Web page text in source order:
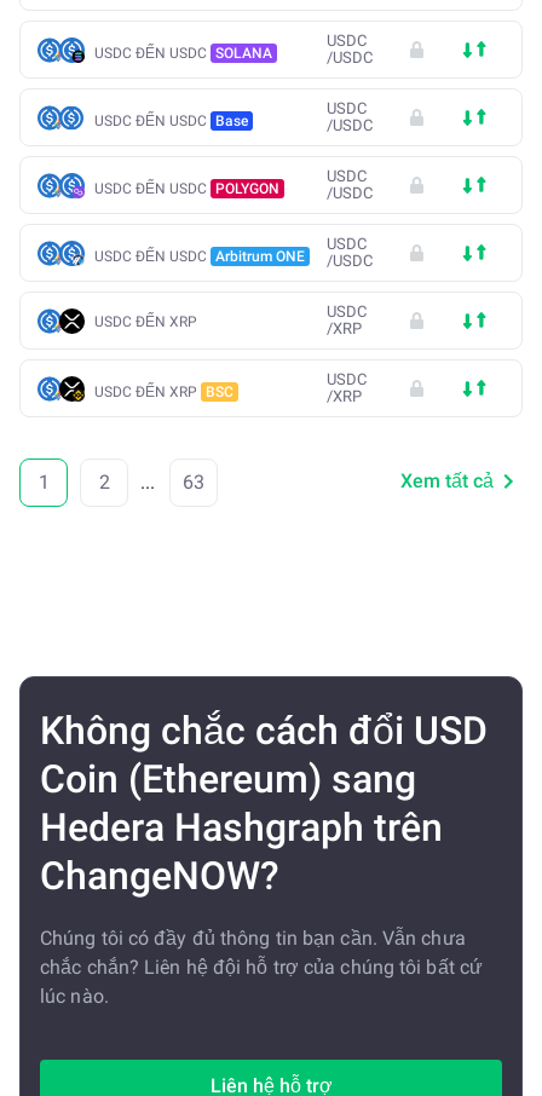
USDC ĐẾN USDC SOLANA
USDC
/USDC
USDC ĐẾN USDC Base
USDC
/USDC
USDC ĐẾN USDC POLYGON
USDC
/USDC
USDC ĐẾN USDC Arbitrum ONE
USDC
/USDC
USDC ĐẾN XRP
USDC
/XRP
USDC ĐẾN XRP BSC
USDC
/XRP
1 2 ... 63 Xem tất cả
Không chắc cách đổi USD
Coin (Ethereum) sang
Hedera Hashgraph trên
ChangeNOW?
Chúng tôi có đầy đủ thông tin bạn cần. Vẫn chưa
chắc chắn? Liên hệ đội hỗ trợ của chúng tôi bất cứ
lúc nào.
Liên hệ hỗ trợ